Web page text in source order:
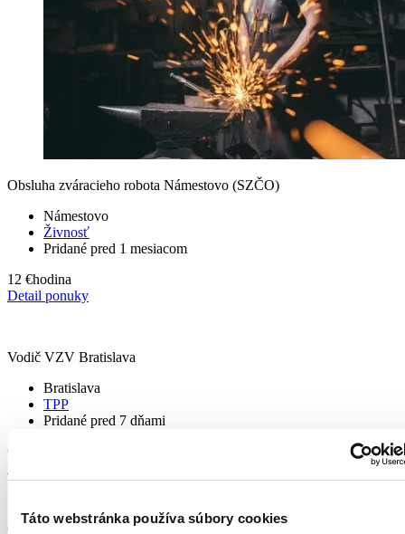
Táto webstránka používa súbory cookies
Obsluha zváracieho robota Námestovo (SZČO)
Námestovo
Živnosť
Pridané pred 1 mesiacom
12 €hodina
Detail ponuky
Vodič VZV Bratislava
Bratislava
TPP
Pridané pred 7 dňami
Od 1 375 - 1 700 €
Detail ponuky
Operátor výroby – Piešťany